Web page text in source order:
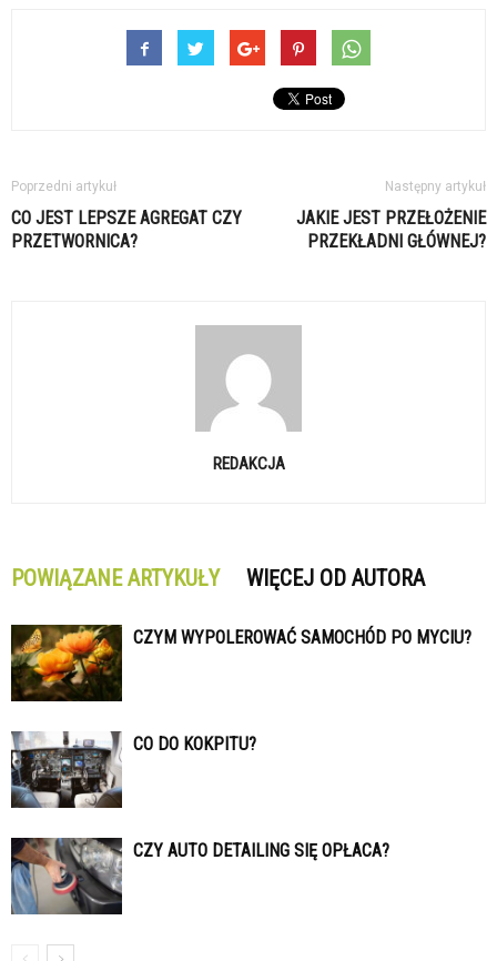
Poprzedni artykuł
CO JEST LEPSZE AGREGAT CZY
PRZETWORNICA?
Następny artykuł
JAKIE JEST PRZEŁOŻENIE
PRZEKŁADNI GŁÓWNEJ?
REDAKCJA
POWIĄZANE ARTYKUŁY WIĘCEJ OD AUTORA
CZYM WYPOLEROWAĆ SAMOCHÓD PO MYCIU?
CO DO KOKPITU?
CZY AUTO DETAILING SIĘ OPŁACA?